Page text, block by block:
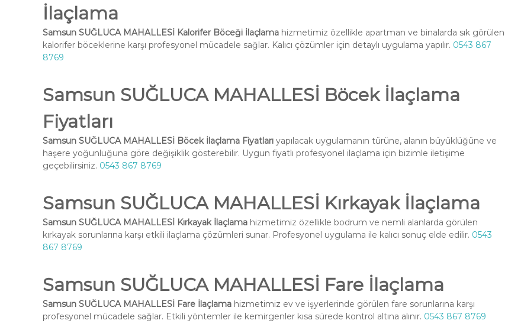
İlaçlama
Samsun SUĞLUCA MAHALLESİ Kalorifer Böceği İlaçlama hizmetimiz özellikle apartman ve binalarda sık görülen
kalorifer böceklerine karşı profesyonel mücadele sağlar. Kalıcı çözümler için detaylı uygulama yapılır. 0543 867
8769
Samsun SUĞLUCA MAHALLESİ Böcek İlaçlama
Fiyatları
Samsun SUĞLUCA MAHALLESİ Böcek İlaçlama Fiyatları yapılacak uygulamanın türüne, alanın büyüklüğüne ve
haşere yoğunluğuna göre değişiklik gösterebilir. Uygun fiyatlı profesyonel ilaçlama için bizimle iletişime
geçebilirsiniz. 0543 867 8769
Samsun SUĞLUCA MAHALLESİ Kırkayak İlaçlama
Samsun SUĞLUCA MAHALLESİ Kırkayak İlaçlama hizmetimiz özellikle bodrum ve nemli alanlarda görülen
kırkayak sorunlarına karşı etkili ilaçlama çözümleri sunar. Profesyonel uygulama ile kalıcı sonuç elde edilir. 0543
867 8769
Samsun SUĞLUCA MAHALLESİ Fare İlaçlama
Samsun SUĞLUCA MAHALLESİ Fare İlaçlama hizmetimiz ev ve işyerlerinde görülen fare sorunlarına karşı
profesyonel mücadele sağlar. Etkili yöntemler ile kemirgenler kısa sürede kontrol altına alınır. 0543 867 8769